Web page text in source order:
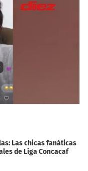
Las chicas fanáticas
de Liga Concacaf